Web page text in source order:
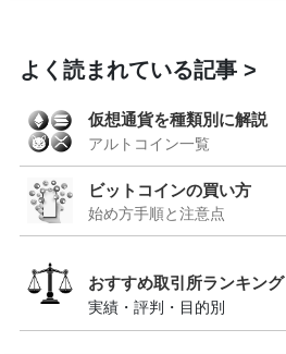
よく読まれている記事
仮想通貨を種類別に解説
アルトコイン一覧
ビットコインの買い方
始め方手順と注意点
おすすめ取引所ランキング
実績・評判・目的別